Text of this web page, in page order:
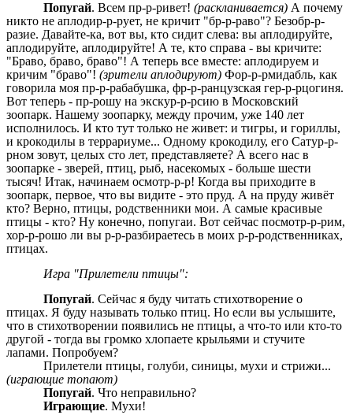
Попугай. Всем пр-р-ривет! (раскланивается)А почему
никто не аплодир-р-рует, не кричит "бр-р-раво"? Безобр-р-
разие. Давайте-ка, вот вы, кто сидит слева: вы аплодируйте,
аплодируйте, аплодируйте! А те, кто справа - вы кричите:
"Браво, браво, браво"! А теперь все вместе: аплодируем и
кричим "браво"! (зрители аплодируют) Фор-р-рмидабль, как
говорила моя пр-р-рабабушка, фр-р-ранцузская гер-р-рцогиня.
Вот теперь - пр-рошу на экскур-р-рсию в Московский
зоопарк. Нашему зоопарку, между прочим, уже 140 лет
исполнилось. И кто тут только не живет: и тигры, и гориллы,
и крокодилы в террариуме... Одному крокодилу, его Сатур-р-
рном зовут, целых сто лет, представляете? А всего нас в
зоопарке - зверей, птиц, рыб, насекомых - больше шести
тысяч! Итак, начинаем осмотр-р-р! Когда вы приходите в
зоопарк, первое, что вы видите - это пруд. А на пруду живёт
кто? Верно, птицы, родственники мои. А самые красивые
птицы - кто? Ну конечно, попугаи. Вот сейчас посмотр-р-рим,
хор-р-рошо ли вы р-р-разбираетесь в моих р-р-родственниках,
птицах.
Игра "Прилетели птицы":
Попугай. Сейчас я буду читать стихотворение о
птицах. Я буду называть только птиц. Но если вы услышите,
что в стихотворении появились не птицы, а что-то или кто-то
другой - тогда вы громко хлопаете крыльями и стучите
лапами. Попробуем?
Прилетели птицы, голуби, синицы, мухи и стрижи...
(играющие топают)
Попугай. Что неправильно?
Играющие. Мухи!